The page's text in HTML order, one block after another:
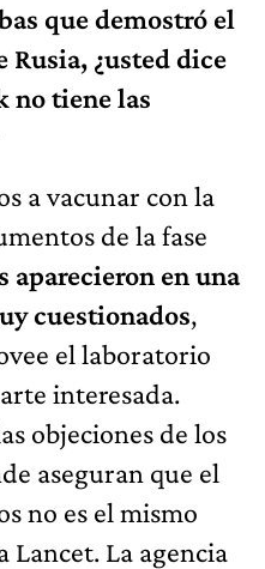
que demostró el
Rusia, ¿usted dice
no tiene las
a vacunar con la
de la fase
aparecieron en una
cuestionados,
el laboratorio
interesada.
objeciones de los
aseguran que el
no es el mismo
Lancet. La agencia